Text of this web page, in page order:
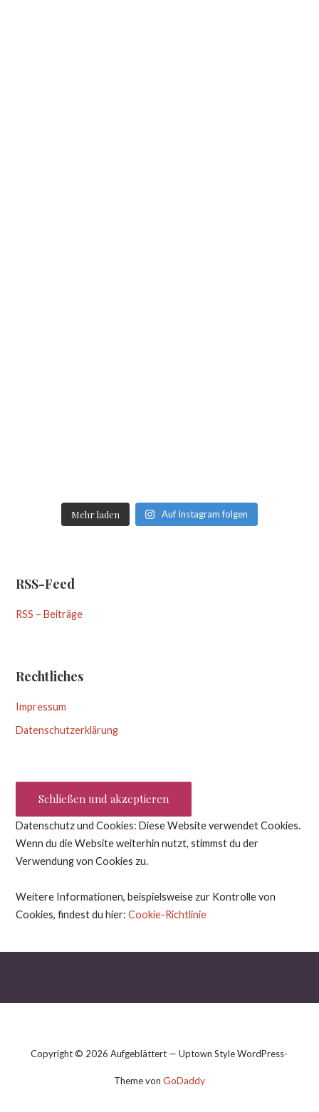
Mehr laden Auf Instagram folgen
RSS-Feed
RSS – Beiträge
Rechtliches
Impressum
Datenschutzerklärung
Datenschutz und Cookies: Diese Website verwendet Cookies.
Wenn du die Website weiterhin nutzt, stimmst du der
Verwendung von Cookies zu.
Weitere Informationen, beispielsweise zur Kontrolle von
Cookies, findest du hier:Cookie-Richtlinie
Copyright © 2026 Aufgeblättert — Uptown Style WordPress-
Theme von GoDaddy